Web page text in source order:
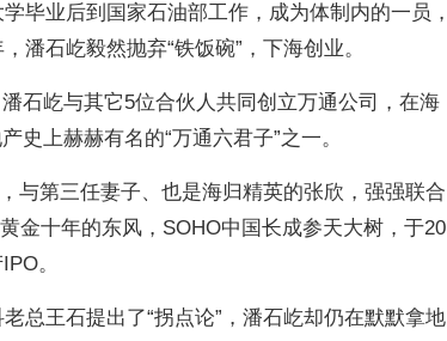
毕业后到国家石油部工作，成为体制内的一员，
潘石屹毅然抛弃“铁饭碗”，下海创业。
石屹与其它5位合伙人共同创立万通公司，在海
上赫赫有名的“万通六君子”之一。
与第三任妻子、也是海归精英的张欣，强强联合
十年的东风，SOHO中国长成参天大树，于20
。
总王石提出了“拐点论”，潘石屹却仍在默默拿地